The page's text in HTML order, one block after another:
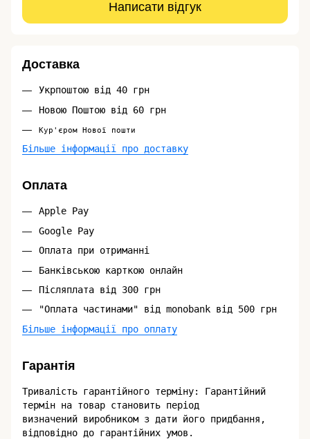
Написати відгук
Доставка
Укрпоштою від 40 грн
Новою Поштою від 60 грн
Кур'єром Нової пошти
Більше інформації про доставку
Оплата
Apple Pay
Google Pay
Оплата при отриманні
Банківською карткою онлайн
Післяплата від 300 грн
"Оплата частинами" від monobank від 500 грн
Більше інформації про оплату
Гарантія
Тривалість гарантійного терміну: Гарантійний
термін на товар становить період
визначений виробником з дати його придбання,
відповідно до гарантійних умов.